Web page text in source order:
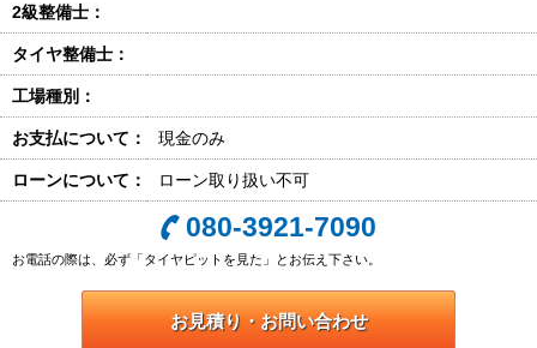
2級整備士：
タイヤ整備士：
工場種別：
お支払について： 現金のみ
ローンについて： ローン取り扱い不可
080-3921-7090
お電話の際は、必ず「タイヤピットを見た」とお伝え下さい。
お見積り・お問い合わせ